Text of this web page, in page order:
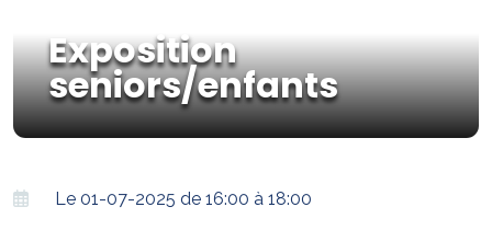
Exposition
seniors/enfants
Le 01-07-2025 de 16:00 à 18:00